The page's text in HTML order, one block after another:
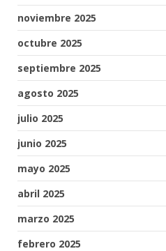
noviembre 2025
octubre 2025
septiembre 2025
agosto 2025
julio 2025
junio 2025
mayo 2025
abril 2025
marzo 2025
febrero 2025